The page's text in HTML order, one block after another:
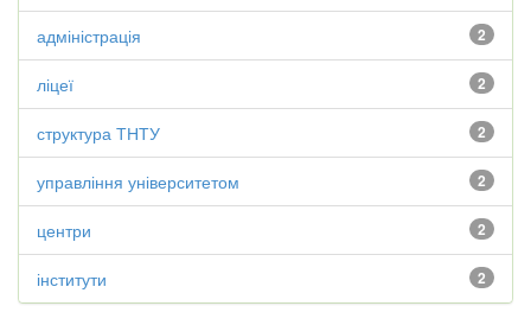
2
адміністрація
2
ліцеї
2
структура ТНТУ
2
управління університетом
2
центри
2
інститути